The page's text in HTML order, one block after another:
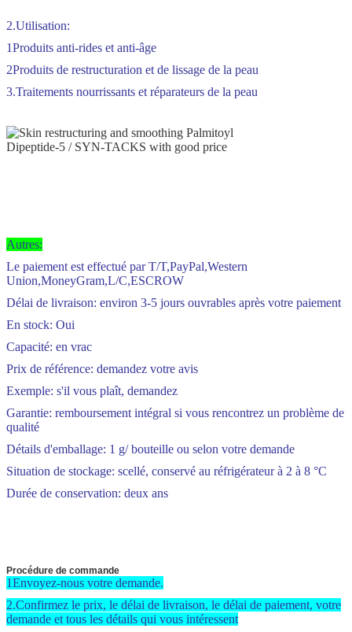
2.Utilisation:
1Produits anti-rides et anti-âge
2Produits de restructuration et de lissage de la peau
3.Traitements nourrissants et réparateurs de la peau
Autres:
Le paiement est effectué par T/T,PayPal,Western
Union,MoneyGram,L/C,ESCROW
Délai de livraison: environ 3-5 jours ouvrables après votre paiement
En stock: Oui
Capacité: en vrac
Prix de référence: demandez votre avis
Exemple: s'il vous plaît, demandez
Garantie: remboursement intégral si vous rencontrez un problème de
qualité
Détails d'emballage: 1 g/ bouteille ou selon votre demande
Situation de stockage: scellé, conservé au réfrigérateur à 2 à 8 °C
Durée de conservation: deux ans
Procédure de commande
1Envoyez-nous votre demande.
2.Confirmez le prix, le délai de livraison, le délai de paiement, votre
demande et tous les détails qui vous intéressent